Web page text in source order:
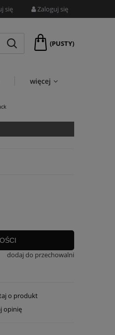
się Zaloguj się
(PUSTY)
więcej
dodaj do przechowalni
o produkt
opinię